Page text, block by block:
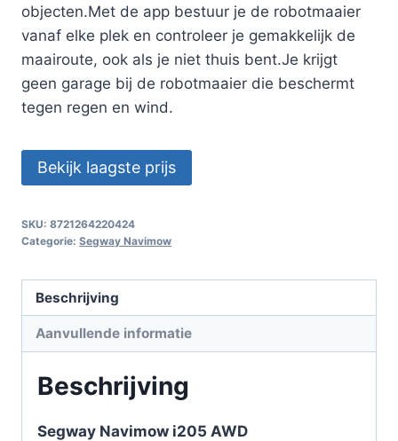
objecten.Met de app bestuur je de robotmaaier
vanaf elke plek en controleer je gemakkelijk de
maairoute, ook als je niet thuis bent.Je krijgt
geen garage bij de robotmaaier die beschermt
tegen regen en wind.
Bekijk laagste prijs
SKU: 8721264220424
Categorie: Segway Navimow
Beschrijving
Aanvullende informatie
Beschrijving
Segway Navimow i205 AWD